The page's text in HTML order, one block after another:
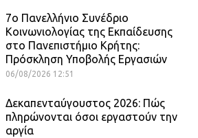
7ο Πανελλήνιο Συνέδριο
Κοινωνιολογίας της Εκπαίδευσης
στο Πανεπιστήμιο Κρήτης:
Πρόσκληση Υποβολής Εργασιών
06/08/2026 12:51
Δεκαπενταύγουστος 2026: Πώς
πληρώνονται όσοι εργαστούν την
αργία